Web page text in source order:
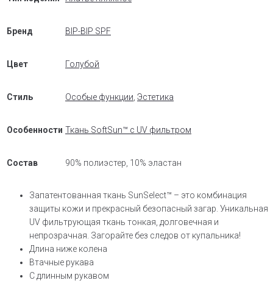
Бренд BIP-BIP SPF
Цвет Голубой
Стиль Особые функции Эстетика
Особенности Ткань SoftSun™ с UV фильтром
Состав 90% полиэстер, 10% эластан
Запатентованная ткань SunSelect™ – это комбинация
защиты кожи и прекрасный безопасный загар. Уникальная
UV фильтрующая ткань тонкая, долговечная и
непрозрачная. Загорайте без следов от купальника!
Длина ниже колена
Втачные рукава
С длинным рукавом